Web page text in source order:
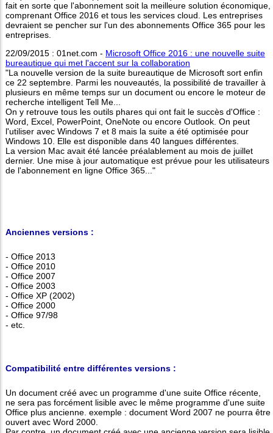
fait en sorte que l'abonnement soit la meilleure solution économique,
comprenant Office 2016 et tous les services cloud. Les entreprises
devraient se pencher sur l'un des abonnements Office 365 pour les
entreprises.
22/09/2015 : 01net.com - Microsoft Office 2016 : une nouvelle suite
bureautique qui met l'accent sur la collaboration
"La nouvelle version de la suite bureautique de Microsoft sort enfin
ce 22 septembre. Parmi les nouveautés, la possibilité de travailler à
plusieurs en même temps sur un document ou encore le moteur de
recherche intelligent Tell Me...
On y retrouve tous les outils phares qui ont fait le succès d'Office :
Word, Excel, PowerPoint, OneNote ou encore Outlook. On peut
l'utiliser avec Windows 7 et 8 mais la suite a été optimisée pour
Windows 10. Elle est disponible dans 40 langues différentes.
La version Mac avait été lancée préalablement au mois de juillet
dernier. Une mise à jour automatique est prévue pour les utilisateurs
de l'abonnement en ligne Office 365..."
Anciennes versions :
- Office 2013
- Office 2010
- Office 2007
- Office 2003
- Office XP (2002)
- Office 2000
- Office 97/98
- etc.
Compatibilité entre différentes versions :
Un document créé avec un programme d'une suite Office récente,
ne sera pas forcément lisible avec le même programme d'une suite
Office plus ancienne. exemple : document Word 2007 ne pourra être
ouvert avec Word 2000.